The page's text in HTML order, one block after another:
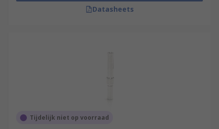
Datasheets
Tijdelijk niet op voorraad